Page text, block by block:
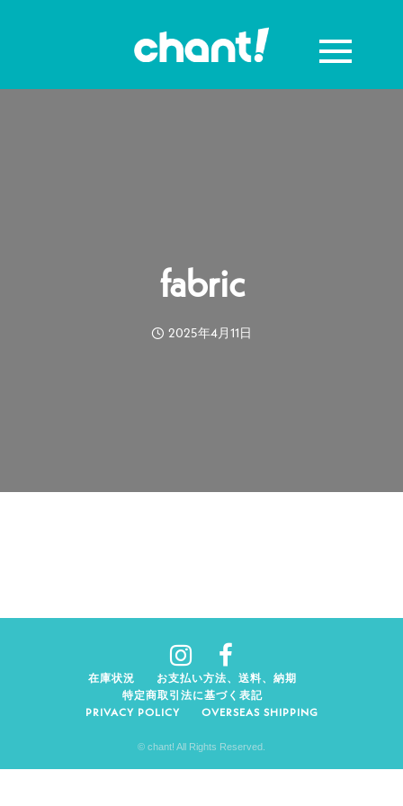
fabric
2025年4月11日
在庫状況
お支払い方法、送料、納期
特定商取引法に基づく表記
PRIVACY POLICY
OVERSEAS SHIPPING
© chant! All Rights Reserved.